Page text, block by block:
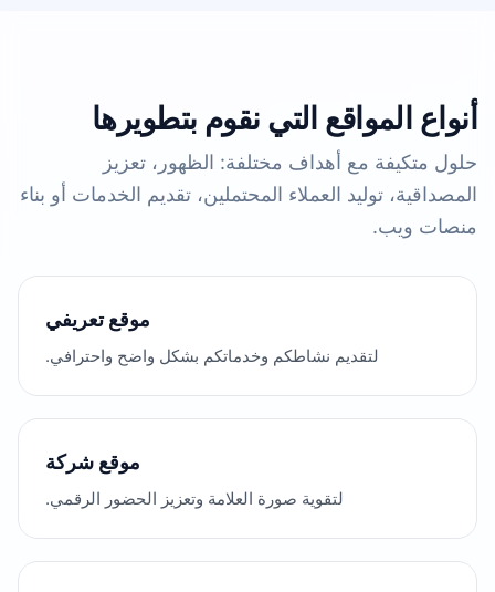
أنواع المواقع التي نقوم بتطويرها
حلول متكيفة مع أهداف مختلفة: الظهور، تعزيز
المصداقية، توليد العملاء المحتملين، تقديم الخدمات أو بناء
منصات ويب.
موقع تعريفي
لتقديم نشاطكم وخدماتكم بشكل واضح واحترافي.
موقع شركة
لتقوية صورة العلامة وتعزيز الحضور الرقمي.